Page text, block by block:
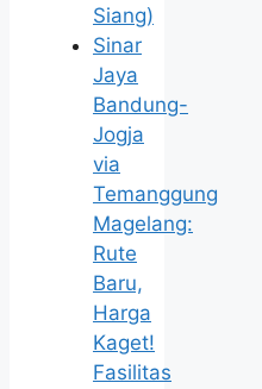
Siang)
Sinar
Jaya
Bandung-
Jogja
via
Temanggung
Magelang:
Rute
Baru,
Harga
Kaget!
Fasilitas